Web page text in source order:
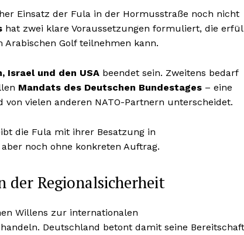
Einsatz der Fula in der Hormusstraße noch nicht
hat zwei klare Voraussetzungen formuliert, die
Golf teilnehmen kann.
Israel und den USA beendet sein. Zweitens bedarf
Mandats des Deutschen Bundestages – eine
vielen anderen NATO-Partnern unterscheidet.
die Fula mit ihrer Besatzung in
noch ohne konkreten Auftrag.
der Regionalsicherheit
Willens zur internationalen
Deutschland betont damit seine Bereitschaft